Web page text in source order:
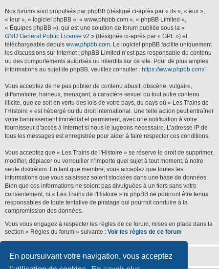
En poursuivant votre navigation, vous acceptez
Nos forums sont propulsés par phpBB (désigné ci-après par « ils », « eux »,
« leur », « logiciel phpBB », « www.phpbb.com », « phpBB Limited »,
« Équipes phpBB »), qui est une solution de forum publiée sous la «
GNU General Public License v2 » (désignée ci-après par « GPL ») et
téléchargeable depuis www.phpbb.com. Le logiciel phpBB facilite uniquement
les discussions sur Internet ; phpBB Limited n’est pas responsable du contenu
ou des comportements autorisés ou interdits sur ce site. Pour de plus amples
informations au sujet de phpBB, veuillez consulter : https://www.phpbb.com/.
Vous acceptez de ne pas publier de contenu abusif, obscène, vulgaire,
diffamatoire, haineux, menaçant, à caractère sexuel ou tout autre contenu
illicite, que ce soit en vertu des lois de votre pays, du pays où « Les Trains de
l'Histoire » est hébergé ou du droit international. Une telle action peut entraîner
votre bannissement immédiat et permanent, avec une notification à votre
fournisseur d’accès à Internet si nous le jugeons nécessaire. L’adresse IP de
tous les messages est enregistrée pour aider à faire respecter ces conditions.
Vous acceptez que « Les Trains de l'Histoire » se réserve le droit de supprimer,
modifier, déplacer ou verrouiller n’importe quel sujet à tout moment, à notre
seule discrétion. En tant que membre, vous acceptez que toutes les
informations que vous saisissez soient stockées dans une base de données.
Bien que ces informations ne soient pas divulguées à un tiers sans votre
consentement, ni « Les Trains de l'Histoire » ni phpBB ne pourront être tenus
responsables de toute tentative de piratage qui pourrait conduire à la
compromission des données.
Vous vous engagez à respecter les règles de ce forum, mises en place dans la
section « Règles du forum » suivante : Voir les règles de ce forum